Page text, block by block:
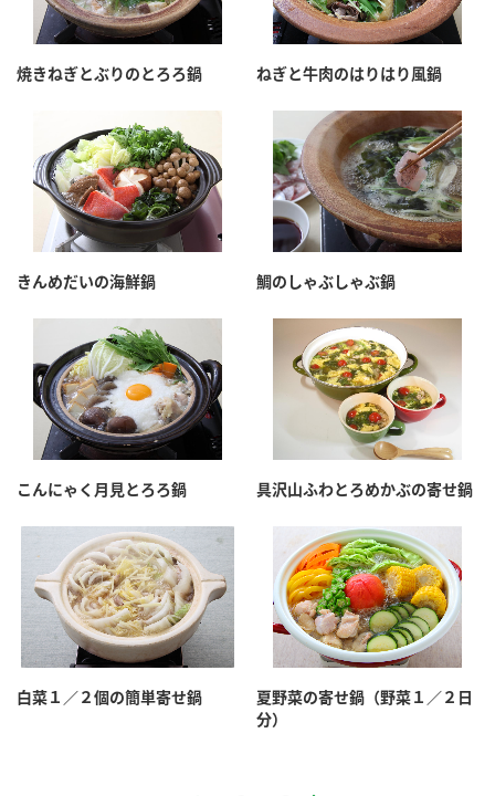
焼きねぎとぶりのとろろ鍋 ねぎと牛肉のはりはり風鍋
きんめだいの海鮮鍋 鯛のしゃぶしゃぶ鍋
こんにゃく月見とろろ鍋 具沢山ふわとろめかぶの寄せ鍋
白菜１／２個の簡単寄せ鍋
夏野菜の寄せ鍋（野菜１／２日
分）